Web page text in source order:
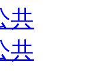
共
共